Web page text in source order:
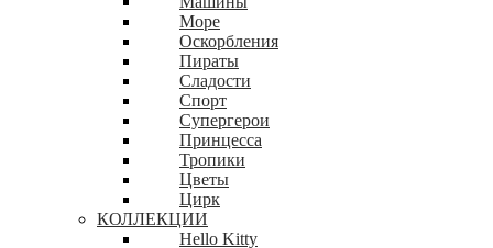
Море
Оскорбления
Пираты
Сладости
Спорт
Супергерои
Принцесса
Тропики
Цветы
Цирк
КОЛЛЕКЦИИ
Hello Kitty